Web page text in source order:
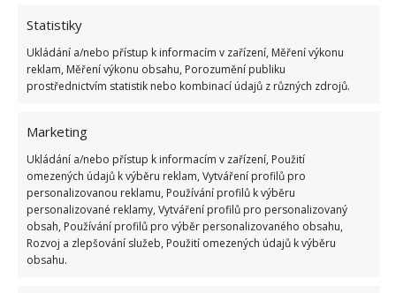
Statistiky
Ukládání a/nebo přístup k informacím v zařízení, Měření výkonu
reklam, Měření výkonu obsahu, Porozumění publiku
prostřednictvím statistik nebo kombinací údajů z různých zdrojů.
Marketing
Ukládání a/nebo přístup k informacím v zařízení, Použití
omezených údajů k výběru reklam, Vytváření profilů pro
personalizovanou reklamu, Používání profilů k výběru
personalizované reklamy, Vytváření profilů pro personalizovaný
obsah, Používání profilů pro výběr personalizovaného obsahu,
Rozvoj a zlepšování služeb, Použití omezených údajů k výběru
obsahu.
ČIŠTĚNÍ DOMÁCÍ PRÁCE TROUBA ÚKLID